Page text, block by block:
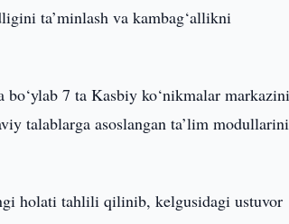
ta’minlash va kambag‘allikni
7 ta Kasbiy ko‘nikmalar markazini
talablarga asoslangan ta’lim modullarini
holati tahlili qilinib, kelgusidagi ustuvor